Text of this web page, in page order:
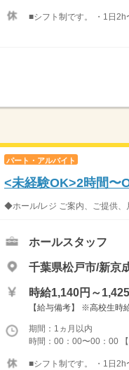
■シフト制です。 ・1日2h
パート・アルバイト
<未経験OK>2時間〜
◆ホール/レジ ご案内、ご提供、
ホールスタッフ
千葉県松戸市/新京
時給1,140円～
【給与備考】 ※高校生
期間：1ヵ月以内
時間：00：00〜00：00
■シフト制です。 ・1日2h